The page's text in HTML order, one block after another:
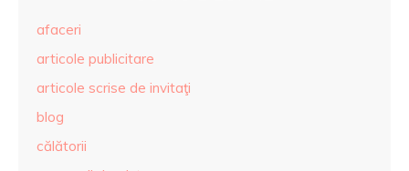
afaceri
articole publicitare
articole scrise de invitaţi
blog
călătorii